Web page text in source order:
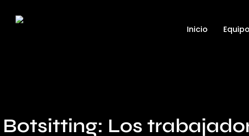
Inicio Equipo
Botsitting: Los